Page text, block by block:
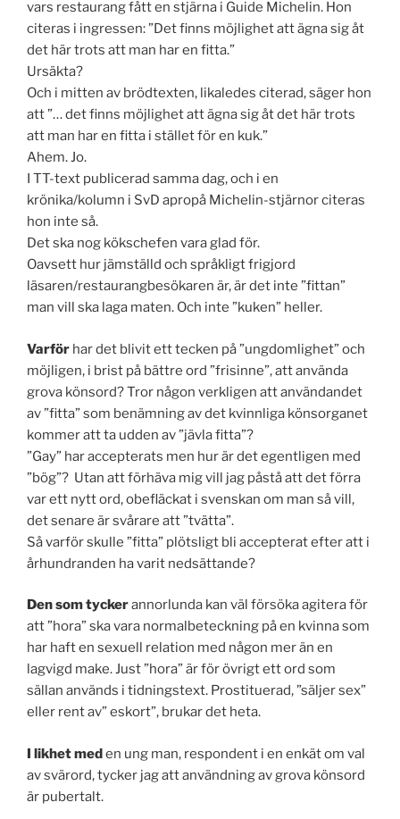
vars restaurang fått en stjärna i Guide Michelin. Hon
citeras i ingressen: ”Det finns möjlighet att ägna sig åt
det här trots att man har en fitta.”
Ursäkta?
Och i mitten av brödtexten, likaledes citerad, säger hon
att ”… det finns möjlighet att ägna sig åt det här trots
att man har en fitta i stället för en kuk.”
Ahem. Jo.
I TT-text publicerad samma dag, och i en
krönika/kolumn i SvD apropå Michelin-stjärnor citeras
hon inte så.
Det ska nog kökschefen vara glad för.
Oavsett hur jämställd och språkligt frigjord
läsaren/restaurangbesökaren är, är det inte ”fittan”
man vill ska laga maten. Och inte ”kuken” heller.
Varför har det blivit ett tecken på ”ungdomlighet” och
möjligen, i brist på bättre ord ”frisinne”, att använda
grova könsord? Tror någon verkligen att användandet
av ”fitta” som benämning av det kvinnliga könsorganet
kommer att ta udden av ”jävla fitta”?
”Gay” har accepterats men hur är det egentligen med
”bög”? Utan att förhäva mig vill jag påstå att det förra
var ett nytt ord, obefläckat i svenskan om man så vill,
det senare är svårare att ”tvätta”.
Så varför skulle ”fitta” plötsligt bli accepterat efter att i
århundranden ha varit nedsättande?
Den som tyckerannorlunda kan väl försöka agitera för
att ”hora” ska vara normalbeteckning på en kvinna som
har haft en sexuell relation med någon mer än en
lagvigd make. Just ”hora” är för övrigt ett ord som
sällan används i tidningstext. Prostituerad, ”säljer sex”
eller rent av” eskort”, brukar det heta.
I likhet meden ung man, respondent i en enkät om val
av svärord, tycker jag att användning av grova könsord
är pubertalt.